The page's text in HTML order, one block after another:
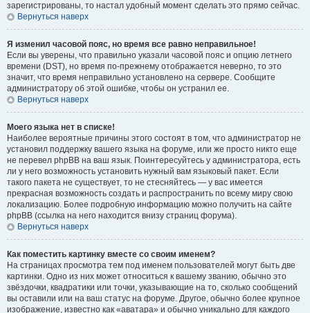
зарегистрированы, то настал удобный момент сделать это прямо сейчас.
Вернуться наверх
Я изменил часовой пояс, но время все равно неправильное!
Если вы уверены, что правильно указали часовой пояс и опцию летнего
времени (DST), но время по-прежнему отображается неверно, то это
значит, что время неправильно установлено на сервере. Сообщите
администратору об этой ошибке, чтобы он устранил ее.
Вернуться наверх
Моего языка нет в списке!
Наиболее вероятные причины этого состоят в том, что администратор не
установил поддержку вашего языка на форуме, или же просто никто еще
не перевел phpBB на ваш язык. Поинтересуйтесь у администратора, есть
ли у него возможность установить нужный вам языковый пакет. Если
такого пакета не существует, то не стесняйтесь — у вас имеется
прекрасная возможность создать и распространить по всему миру свою
локализацию. Более подробную информацию можно получить на сайте
phpBB (ссылка на него находится внизу страниц форума).
Вернуться наверх
Как поместить картинку вместе со своим именем?
На страницах просмотра тем под именем пользователей могут быть две
картинки. Одно из них может относиться к вашему званию, обычно это
звёздочки, квадратики или точки, указывающие на то, сколько сообщений
вы оставили или на ваш статус на форуме. Другое, обычно более крупное
изображение, известно как «аватара» и обычно уникально для каждого